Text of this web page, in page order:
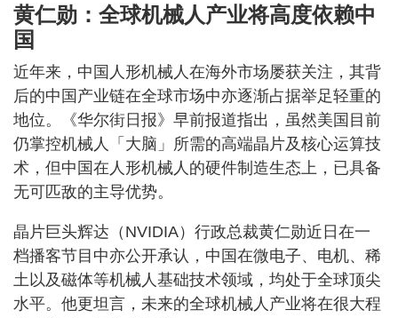
黄仁勋：全球机械人产业将高度依赖中
国
近年来，中国人形机械人在海外市场屡获关注，其背
后的中国产业链在全球市场中亦逐渐占据举足轻重的
地位。《华尔街日报》早前报道指出，虽然美国目前
仍掌控机械人「大脑」所需的高端晶片及核心运算技
术，但中国在人形机械人的硬件制造生态上，已具备
无可匹敌的主导优势。
晶片巨头辉达（NVIDIA）行政总裁黄仁勋近日在一
档播客节目中亦公开承认，中国在微电子、电机、稀
土以及磁体等机械人基础技术领域，均处于全球顶尖
水平。他更坦言，未来的全球机械人产业将在很大程